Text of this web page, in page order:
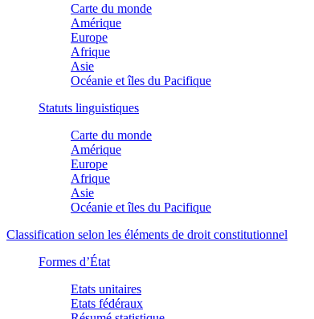
Carte du monde
Amérique
Europe
Afrique
Asie
Océanie et îles du Pacifique
Statuts linguistiques
Carte du monde
Amérique
Europe
Afrique
Asie
Océanie et îles du Pacifique
Classification selon les éléments de droit constitutionnel
Formes d’État
Etats unitaires
Etats fédéraux